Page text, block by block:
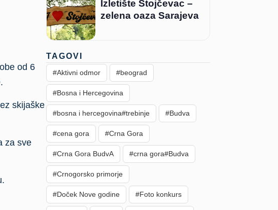
od 6
skijaške
za sve
Izletište Stojčevac –
zelena oaza Sarajeva
TAGOVI
#Aktivni odmor #beograd
#Bosna i Hercegovina
#bosna i hercegovina#trebinje #Budva
#cena gora #Crna Gora
#Crna Gora BudvA #crna gora#Budva
#Crnogorsko primorje
#Doček Nove godine #Foto konkurs